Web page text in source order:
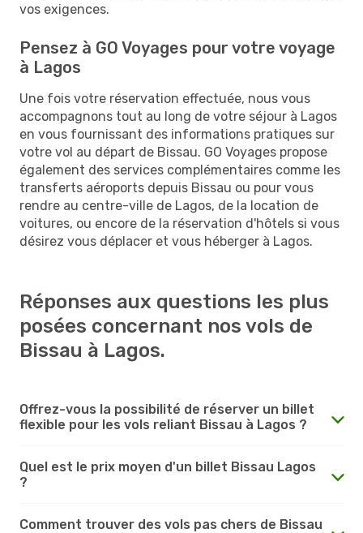
vos exigences.
Pensez à GO Voyages pour votre voyage
à Lagos
Une fois votre réservation effectuée, nous vous
accompagnons tout au long de votre séjour à Lagos
en vous fournissant des informations pratiques sur
votre vol au départ de Bissau. GO Voyages propose
également des services complémentaires comme les
transferts aéroports depuis Bissau ou pour vous
rendre au centre-ville de Lagos, de la location de
voitures, ou encore de la réservation d'hôtels si vous
désirez vous déplacer et vous héberger à Lagos.
Réponses aux questions les plus
posées concernant nos vols de
Bissau à Lagos.
Offrez-vous la possibilité de réserver un billet
flexible pour les vols reliant Bissau à Lagos ?
Quel est le prix moyen d'un billet Bissau Lagos
?
Comment trouver des vols pas chers de Bissau